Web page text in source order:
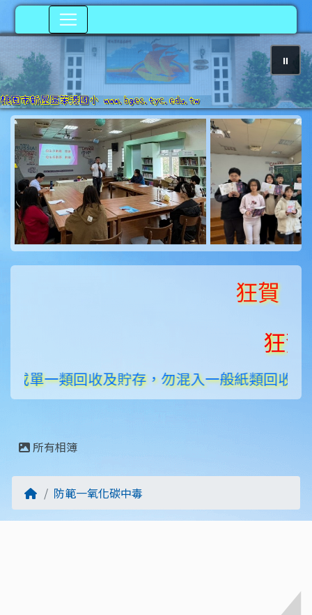
⏸
photo-215
狂賀！《
狂賀！
類回收及貯存，勿混入一般紙類回收、貯存
所有相簿
回首頁防範一氧化碳中毒